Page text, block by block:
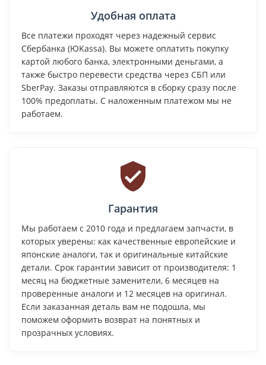
Удобная оплата
Все платежи проходят через надежный сервис
Сбербанка (ЮKassa). Вы можете оплатить покупку
картой любого банка, электронными деньгами, а
также быстро перевести средства через СБП или
SberPay. Заказы отправляются в сборку сразу после
100% предоплаты. С наложенным платежом мы не
работаем.
Гарантия
Мы работаем с 2010 года и предлагаем запчасти, в
которых уверены: как качественные европейские и
японские аналоги, так и оригинальные китайские
детали. Срок гарантии зависит от производителя: 1
месяц на бюджетные заменители, 6 месяцев на
проверенные аналоги и 12 месяцев на оригинал.
Если заказанная деталь вам не подошла, мы
поможем оформить возврат на понятных и
прозрачных условиях.